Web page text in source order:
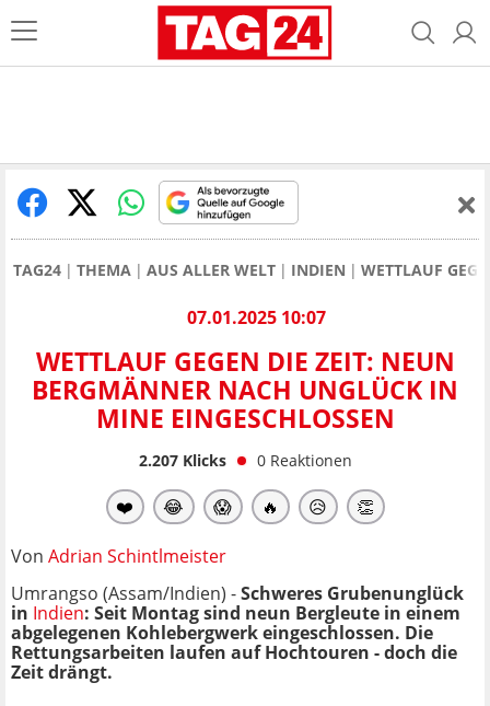
TAG24 THEMA AUS ALLER WELT INDIEN WETTLAUF
07.01.2025 10:07
WETTLAUF GEGEN DIE ZEIT: NEUN
BERGMÄNNER NACH UNGLÜCK IN
MINE EINGESCHLOSSEN
2.207Klicks 0 Reaktionen
❤️ 😂 😱 🔥 😥 👏
Von Adrian Schintlmeister
Umrangso (Assam/Indien) -Schweres Grubenunglück
in Indien: Seit Montag sind neun Bergleute in einem
abgelegenen Kohlebergwerk eingeschlossen. Die
Rettungsarbeiten laufen auf Hochtouren - doch die
Zeit drängt.